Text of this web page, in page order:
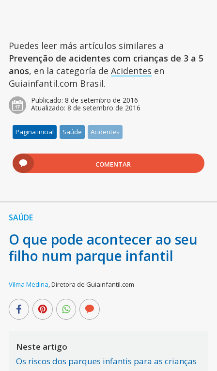
Puedes leer más artículos similares a
Prevenção de acidentes com crianças de 3 a 5
anos, en la categoría de Acidentes en
Guiainfantil.com Brasil.
Publicado: 8 de setembro de 2016
Atualizado: 8 de setembro de 2016
Pagina inicial Saúde Acidentes
COMENTAR
SAÚDE
O que pode acontecer ao seu
filho num parque infantil
Vilma Medina,Diretora de Guiainfantil.com
Neste artigo
Os riscos dos parques infantis para as crianças